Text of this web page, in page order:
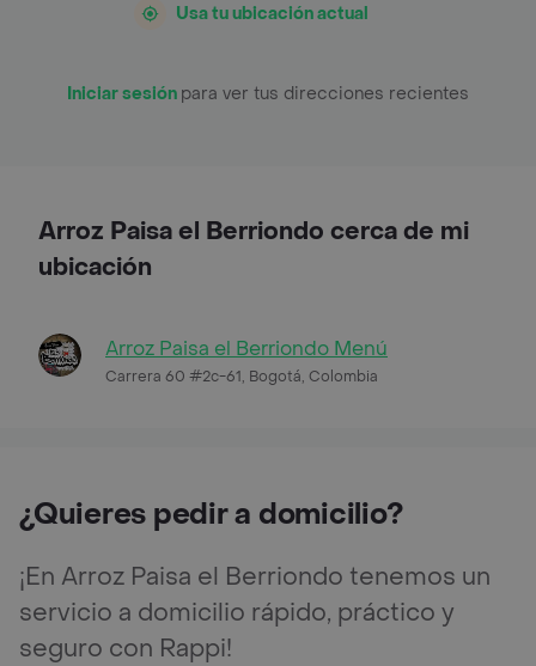
Usa tu ubicación actual
Iniciar sesión para ver tus direcciones recientes
Arroz Paisa el Berriondo cerca de mi
ubicación
Arroz Paisa el Berriondo Menú
Carrera 60 #2c-61, Bogotá, Colombia
¿Quieres pedir a domicilio?
¡En Arroz Paisa el Berriondo tenemos un
servicio a domicilio rápido, práctico y
seguro con Rappi!